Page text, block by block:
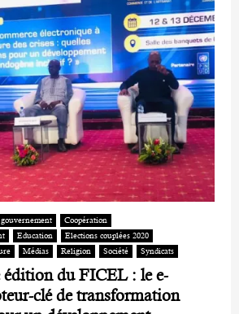
Coopération
Education
Elections couplées 2020
Médias Religion Société Syndicats
du FICEL : le e-
clé de transformation